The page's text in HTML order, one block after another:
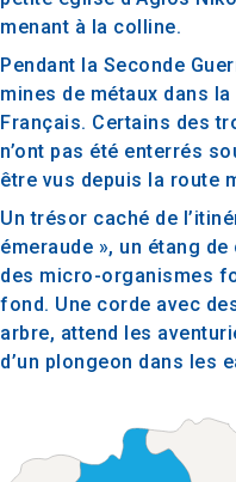
menant à la colline.
Pendant la Seconde
mines de métaux dans
Français. Certains des
n’ont pas été enterrés
être vus depuis la route
Un trésor caché de
émeraude », un étang
des micro-organismes
fond. Une corde avec
arbre, attend les
d’un plongeon dans les